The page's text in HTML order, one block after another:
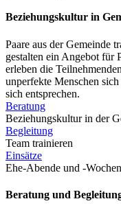
Beziehungskultur in
Paare aus der Gemeinde
gestalten ein Angebot für
erleben die
unperfekte Menschen
sich entsprechen.
Beratung
Beziehungskultur in der
Begleitung
Team trainieren
Einsätze
Ehe-Abende und -
Beratung und